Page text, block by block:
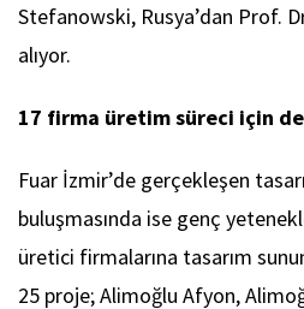
Stefanowski, Rusya’dan Prof.
alıyor.
17 firma üretim süreci için
Fuar İzmir’de gerçekleşen
buluşmasında ise genç
üretici firmalarına tasarım
25 proje; Alimoğlu Afyon,